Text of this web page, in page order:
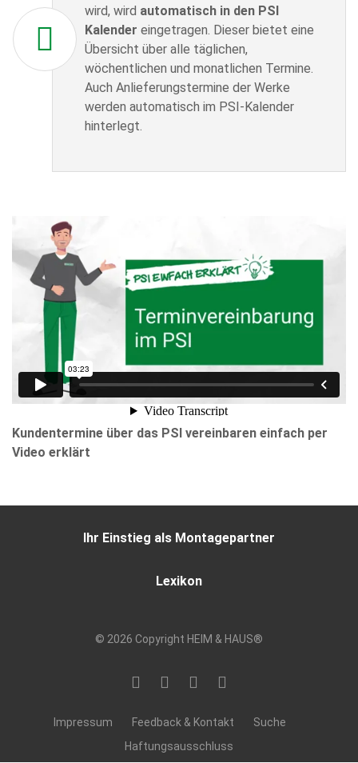
wird, wird automatisch in den PSI
Kalender eingetragen. Dieser bietet eine
Übersicht über alle täglichen,
wöchentlichen und monatlichen Termine.
Auch Anlieferungstermine der Werke
werden automatisch im PSI-Kalender
hinterlegt.
Kundentermine über das PSI vereinbaren einfach per
Video erklärt
Ihr Einstieg als Montagepartner
Lexikon
© 2026 Copyright HEIM & HAUS®
Impressum Feedback & Kontakt
Suche
Haftungsausschluss